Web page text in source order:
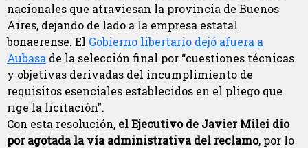
nacionales que atraviesan la provincia de Buenos
Aires, dejando de lado a la empresa estatal
bonaerense. El Gobierno libertario dejó afuera a
Aubasa de la selección final por “cuestiones técnicas
y objetivas derivadas del incumplimiento de
requisitos esenciales establecidos en el pliego que
rige la licitación”.
Con esta resolución, el Ejecutivo de Javier Milei dio
por agotada la vía administrativa del reclamo, por lo